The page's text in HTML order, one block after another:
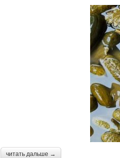
читать дальше →